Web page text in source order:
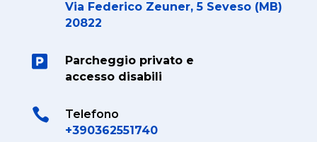
Via Federico Zeuner, 5 Seveso (MB)
20822

Parcheggio privato e
accesso disabili

Telefono
+390362551740